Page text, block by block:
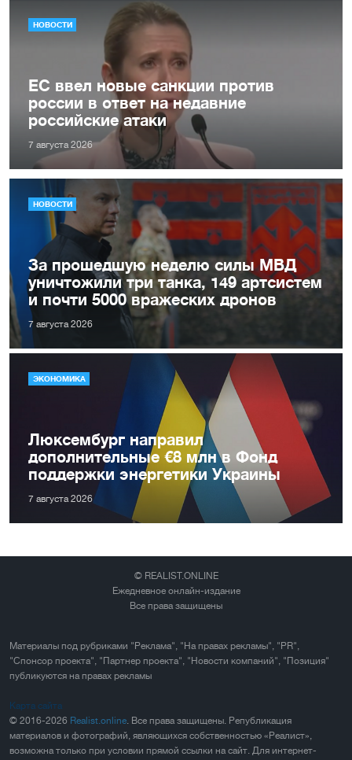
НОВОСТИ
ЕС ввел новые санкции против
россии в ответ на недавние
российские атаки
7 августа 2026
НОВОСТИ
За прошедшую неделю силы МВД
уничтожили три танка, 149 артсистем
и почти 5000 вражеских дронов
7 августа 2026
ЭКОНОМИКА
Люксембург направил
дополнительные €8 млн в Фонд
поддержки энергетики Украины
7 августа 2026
© REALIST.ONLINE
Ежедневное онлайн-издание
Все права защищены
Материалы под рубриками "Реклама", "На правах рекламы", "PR",
"Спонсор проекта", "Партнер проекта", "Новости компаний", "Позиция"
публикуются на правах рекламы
Карта сайта
© 2016-2026 Realist.online. Все права защищены. Републикация
материалов и фотографий, являющихся собственностью «Реалист»,
возможна только при условии прямой ссылки на сайт. Для интернет-